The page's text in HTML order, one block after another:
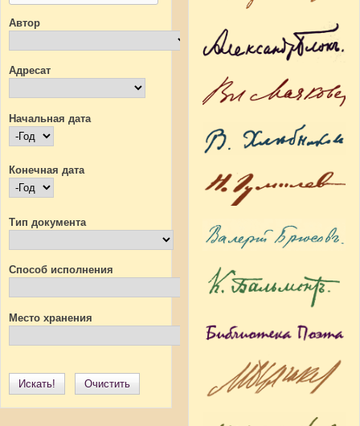
Автор
Адресат
Начальная дата
Начальная дата
Год
Конечная дата
Конечная дата
Год
Тип документа
Способ исполнения
Место хранения